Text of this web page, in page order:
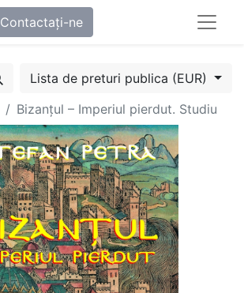
Contactați-ne
Lista de preturi publica (EUR)
Bizanțul – Imperiul pierdut. Studiu